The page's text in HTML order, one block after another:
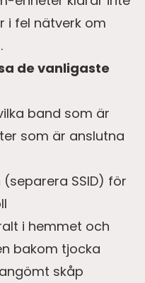
i fel nätverk om
de vanligaste
band som är
som är anslutna
SSID) för
i hemmet och
bakom tjocka
skåp